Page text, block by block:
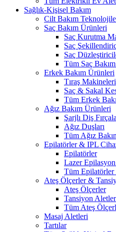
Sağlık-Kişisel Bakım
Cilt Bakım
Saç Bakım Ürünleri
Saç Kurutma
Saç
Saç
Tüm Saç
Erkek Bakım Ürünleri
Tıraş Makineleri
Saç & Sakal
Tüm Erkek
Ağız Bakım Ürünleri
Şarjlı Diş
Ağız Duşları
Tüm Ağız
Epilatörler & IPL
Epilatörler
Lazer
Tüm Epilatörler
Ateş Ölçerler &
Ateş Ölçerler
Tansiyon
Tüm Ateş
Masaj Aletleri
Tartılar